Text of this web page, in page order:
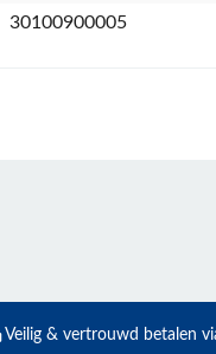
30100900005
Veilig & vertrouwd betalen